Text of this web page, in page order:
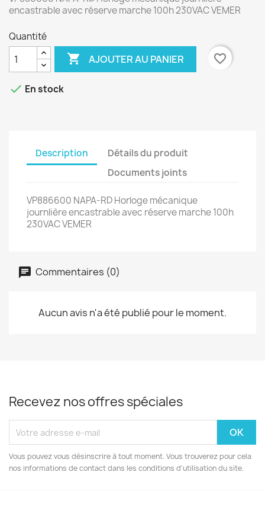
encastrable avec réserve marche 100h 230VAC VEMER
Quantité
 AJOUTER AU PANIER favorite_border
 En stock
Description
Détails du produit
Documents joints
VP886600 NAPA-RD Horloge mécanique
journlière encastrable avec réserve marche 100h
230VAC VEMER
Commentaires (0)
Aucun avis n'a été publié pour le moment.
Recevez nos offres spéciales
Vous pouvez vous désinscrire à tout moment. Vous trouverez pour cela
nos informations de contact dans les conditions d'utilisation du site.